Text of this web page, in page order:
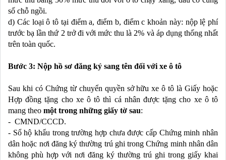
số chỗ ngồi.
d) Các loại ô tô tại điểm a, điểm b, điểm c khoản này: nộp lệ phí
trước bạ lần thứ 2 trở đi với mức thu là 2% và áp dụng thống nhất
trên toàn quốc.
Bước 3: Nộp hồ sơ đăng ký sang tên đối với xe ô tô
Sau khi có Chứng từ chuyển quyền sở hữu xe ô tô là Giấy hoặc
Hợp đồng tặng cho xe ô tô thì cá nhân được tặng cho xe ô tô
mang theo một trong những giấy tờ sau:
-  CMND/CCCD.
- Sổ hộ khẩu trong trường hợp chưa được cấp Chứng minh nhân
dân hoặc nơi đăng ký thường trú ghi trong Chứng minh nhân dân
không phù hợp với nơi đăng ký thường trú ghi trong giấy khai